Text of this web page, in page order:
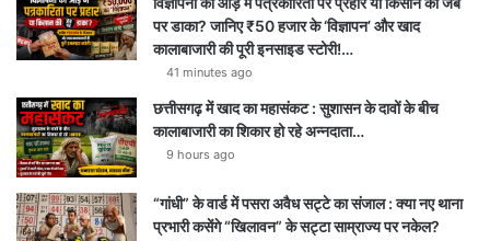
पर डाका? जानिए ₹50 हजार के ‘विज्ञापन’ और खाद
कालाबाजारी की पूरी इनसाइड स्टोरी!…
41 minutes ago
छत्तीसगढ़ में खाद का महासंकट : सुशासन के दावों के बीच
कालाबाजारी का शिकार हो रहे अन्नदाता…
9 hours ago
“गांधी” के वार्ड में पसरा अवैध सट्टे का संजाल : क्या नए थाना
प्रभारी कसेंगे “खिलावन” के सट्टा साम्राज्य पर नकेल?